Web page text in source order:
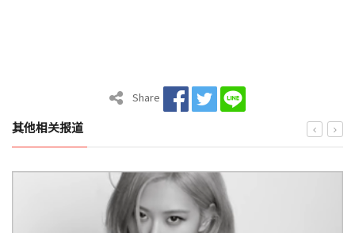
Share
其他相关报道